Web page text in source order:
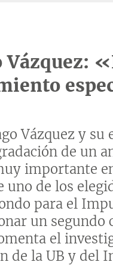
Vázquez:
Vázquez y
de un
importante
uno de los
para el
un
el
de la UB y del